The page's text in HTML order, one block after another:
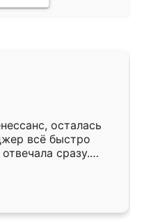
осталась
всё быстро
сразу.
подошёл к
Собрали
аккуратно, даже